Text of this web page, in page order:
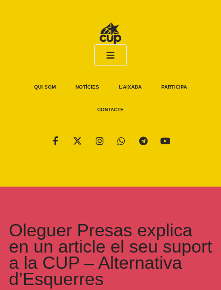
QUI SOM NOTÍCIES L’AIXADA PARTICIPA
CONTACTE
Oleguer Presas explica
en un article el seu suport
a la CUP – Alternativa
d’Esquerres